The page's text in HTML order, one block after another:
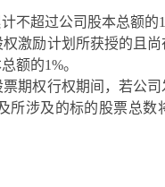
不超过公司股本总额的
激励计划所获授的且
总额的1%。
期权行权期间，若公
涉及的标的股票总数